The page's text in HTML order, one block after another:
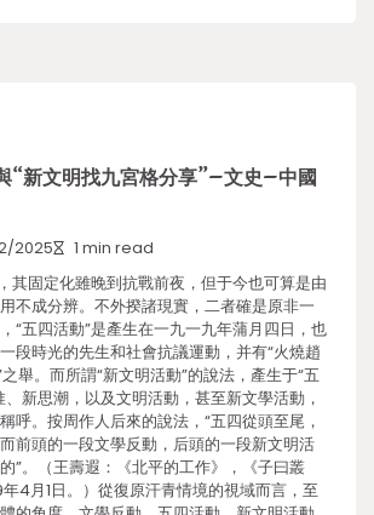
“新文明找九宮格分享”–文史–中國
2025 1 min read
其固定化雖晚到抗戰前夜，但于今也可算是由
不成分辨。不外揆諸現實，二者確是原非一
“五四活動”是產生在一九一九年蒲月四日，也
段時光的先生和社會抗議運動，并有“火燒趙
舉。而所謂“新文明活動”的說法，產生于“五
、新思潮，以及文明活動，甚至新文學活動，
呼。按周作人后來的說法，“五四從頭至尾，
前頭的一段文學反動，后頭的一段新文明活
”。（王壽遐：《北平的工作》，《子曰叢
4月1日。）從復原汗青情境的視域而言，至